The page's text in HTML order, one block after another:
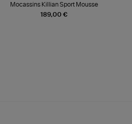
189,00 €
Mocassins Killian Sport Mousse